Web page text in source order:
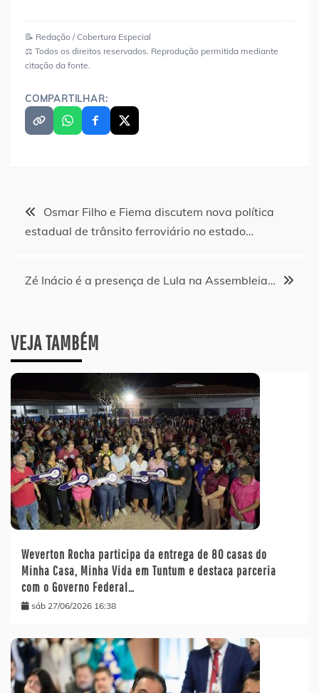
📝 Redação / Cobertura Especial
⚖️ Todos os direitos reservados. Reprodução permitida mediante
citação da fonte.
COMPARTILHAR:
Navegação
Post
Osmar Filho e Fiema discutem nova política
estadual de trânsito ferroviário no estado…
Zé Inácio é a presença de Lula na Assembleia…
VEJA TAMBÉM
Weverton Rocha participa da entrega de 80 casas do
Minha Casa, Minha Vida em Tuntum e destaca parceria
com o Governo Federal…
sáb 27/06/2026 16:38